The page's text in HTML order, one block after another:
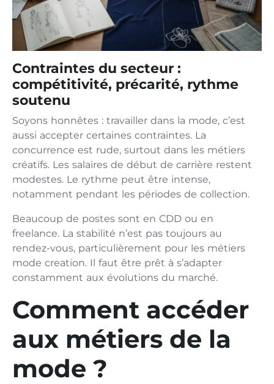
Contraintes du secteur :
compétitivité, précarité, rythme
soutenu
Soyons honnêtes : travailler dans la mode, c’est
aussi accepter certaines contraintes. La
concurrence est rude, surtout dans les métiers
créatifs. Les salaires de début de carrière restent
modestes. Le rythme peut être intense,
notamment pendant les périodes de collection.
Beaucoup de postes sont en CDD ou en
freelance. La stabilité n’est pas toujours au
rendez-vous, particulièrement pour les métiers
mode creation. Il faut être prêt à s’adapter
constamment aux évolutions du marché.
Comment accéder
aux métiers de la
mode ?